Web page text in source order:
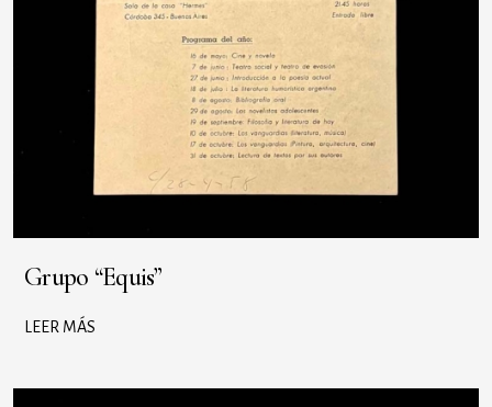
Grupo “Equis”
LEER MÁS